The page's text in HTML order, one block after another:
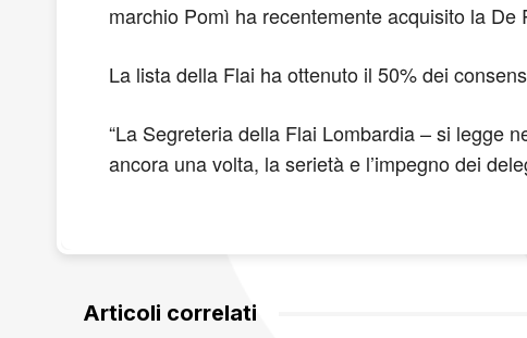
marchio Pomì ha recentemente acquisito la De
La lista della Flai ha ottenuto il 50% dei
“La Segreteria della Flai Lombardia – si legge
ancora una volta, la serietà e l’impegno dei
Articoli correlati